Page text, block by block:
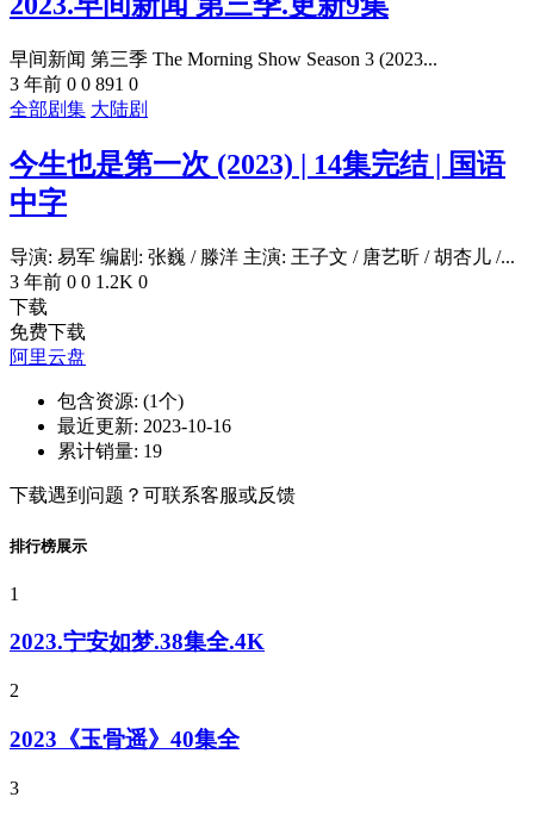
早间新闻 第三季 The Morning Show Season 3 (2023...
3 年前 0 0 891 0
全部剧集 大陆剧
今生也是第一次 (2023) | 14集完结 | 国语
中字
导演: 易军 编剧: 张巍 / 滕洋 主演: 王子文 / 唐艺昕 / 胡杏儿 /...
3 年前 0 0 1.2K 0
下载
免费下载
阿里云盘
包含资源: (1个)
最近更新: 2023-10-16
累计销量: 19
下载遇到问题？可联系客服或反馈
排行榜展示
1
2023.宁安如梦.38集全.4K
2
2023《玉骨遥》40集全
3